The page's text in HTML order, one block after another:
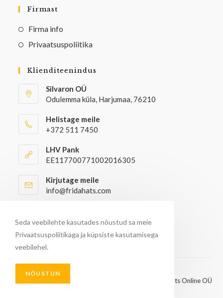
Firmast
Firma info
Privaatsuspoliitika
Klienditeenindus
Silvaron OÜ
Odulemma küla, Harjumaa, 76210
Helistage meile
+372 511 7450
LHV Pank
EE117700771002016305
Kirjutage meile
info@fridahats.com
info@fridahats.com
© Kõik õigused kaitstud 2026 - FridaHats Online OÜ
Seda veebilehte kasutades nõustud sa meie
Privaatsuspoliitikaga ja küpsiste kasutamisega
veebilehel.
NÕUSTUN